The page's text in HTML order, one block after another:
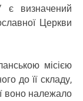
є визначений
Церкви
місією
до її складу,
воно належало